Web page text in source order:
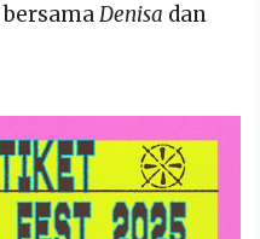
bersamaDenisa dan